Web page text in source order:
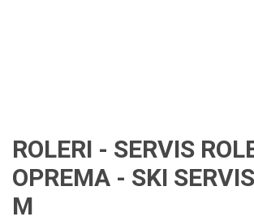
ROLERI - SERVIS
OPREMA - SKI
M